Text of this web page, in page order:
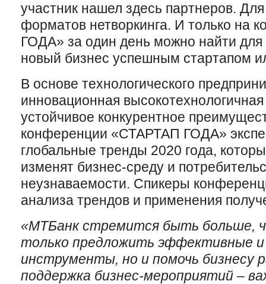
участник нашел здесь партнеров.
форматов нетворкинга. И только на
ГОДА» за один день можно найти для
новый бизнес успешным стартапом
В основе технологического
инновационная
устойчивое конкурентное
конференции «СТАРТАП ГОДА»
глобальные тренды 2020 года,
изменят бизнес-среду и
неузнаваемости. Спикеры
анализа трендов и применения
«МТБанк стремится быть больше,
только предложить эффективные
инструменты, но и помочь бизнесу
поддержка бизнес-мероприятий –